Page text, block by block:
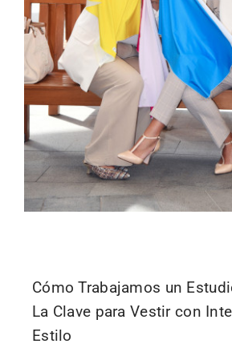
Cómo Trabajamos un
La Clave para Vestir con
Estilo